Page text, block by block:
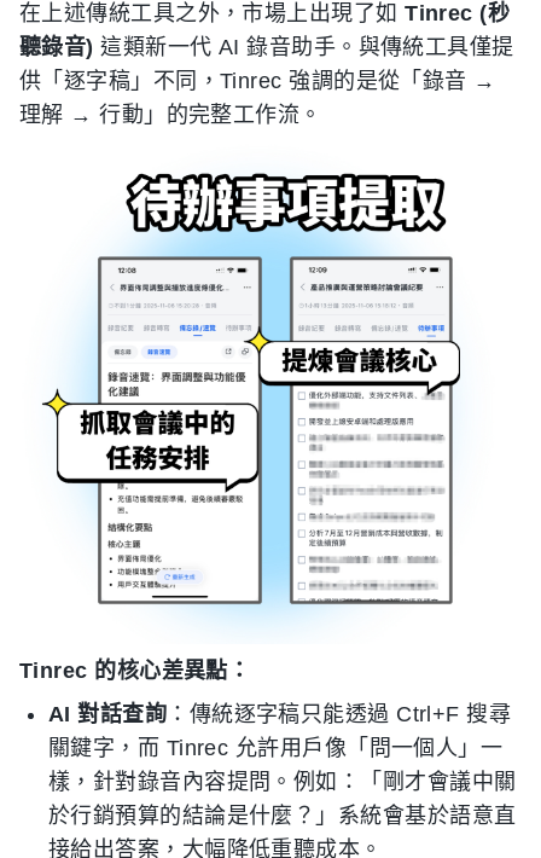
在上述傳統工具之外，市場上出現了如Tinrec (秒
聽錄音) 這類新一代 AI 錄音助手。與傳統工具僅提
供「逐字稿」不同，Tinrec 強調的是從「錄音 →
理解 → 行動」的完整工作流。
Tinrec 的核心差異點：
AI 對話查詢 ：傳統逐字稿只能透過 Ctrl+F 搜尋
關鍵字，而 Tinrec 允許用戶像「問一個人」一
樣，針對錄音內容提問。例如：「剛才會議中關
於行銷預算的結論是什麼？」系統會基於語意直
接給出答案，大幅降低重聽成本。